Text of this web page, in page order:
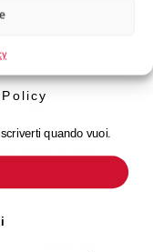
2 / EN 60898-1
AENOR, IMQ
novità di
quando vuoi.